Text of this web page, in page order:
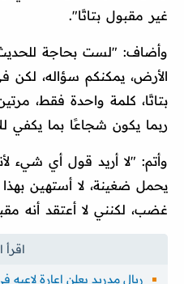
غير مقبول بتاتًا".
وأضاف: "لست بحاجة
الأرض، يمكنكم سؤاله، لكن
بتاتًا، كلمة واحدة فقط،
ربما يكون شجاعًا بما يكفي
وأتم: "لا أريد قول أي شيء
يحمل ضغينة، لا أستهين
غضب، لكنني لا أعتقد أنه
ريال مدريد يعلن إعارة لاعبه